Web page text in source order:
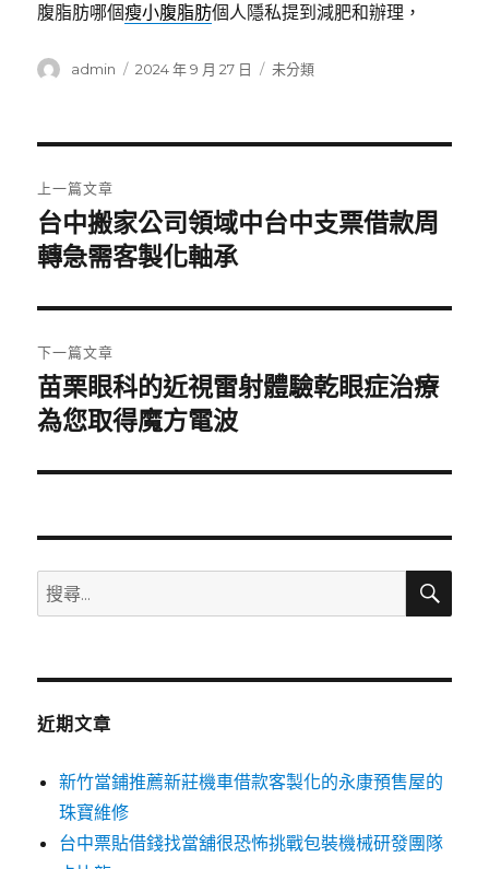
腹脂肪哪個瘦小腹脂肪個人隱私提到減肥和辦理，
作
admin
發
2024 年 9 月 27 日
分
未分類
章
導
覽
上一篇文章
上
一
文
章:
台中搬家公司領域中台中支票借款周
轉急需客製化軸承
下一篇文章
下
一
文
苗栗眼科的近視雷射體驗乾眼症治療
為您取得魔方電波
搜
尋
鍵
搜
近期文章
新竹當鋪推薦新莊機車借款客製化的永康預售屋的
珠寶維修
台中票貼借錢找當舖很恐怖挑戰包裝機械研發團隊